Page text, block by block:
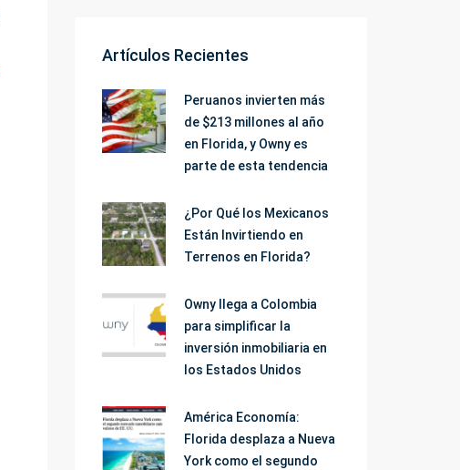
Artículos Recientes
Peruanos invierten más
de $213 millones al año
en Florida, y Owny es
parte de esta tendencia
¿Por Qué los Mexicanos
Están Invirtiendo en
Terrenos en Florida?
Owny llega a Colombia
para simplificar la
inversión inmobiliaria en
los Estados Unidos
América Economía:
Florida desplaza a Nueva
York como el segundo